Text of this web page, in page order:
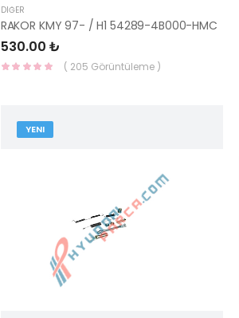
DIĞER
RAKOR KMY 97- / H1 54289-4B000-HMC
530.00 ₺
( 205 Görüntüleme )
YENI